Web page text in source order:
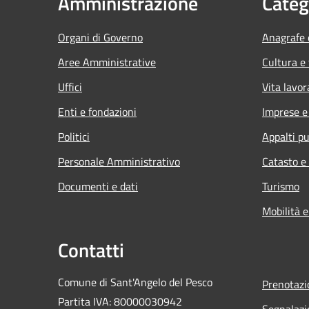
Organi di Governo
Aree Amministrative
Uffici
Enti e fondazioni
Politici
Personale Amministrativo
Documenti e dati
Cultura
Vita
Imprese
Appalti
Catasto
Turismo
Mobilità
Contatti
Comune di Sant'Angelo del Pesco
Partita IVA: 80000030942